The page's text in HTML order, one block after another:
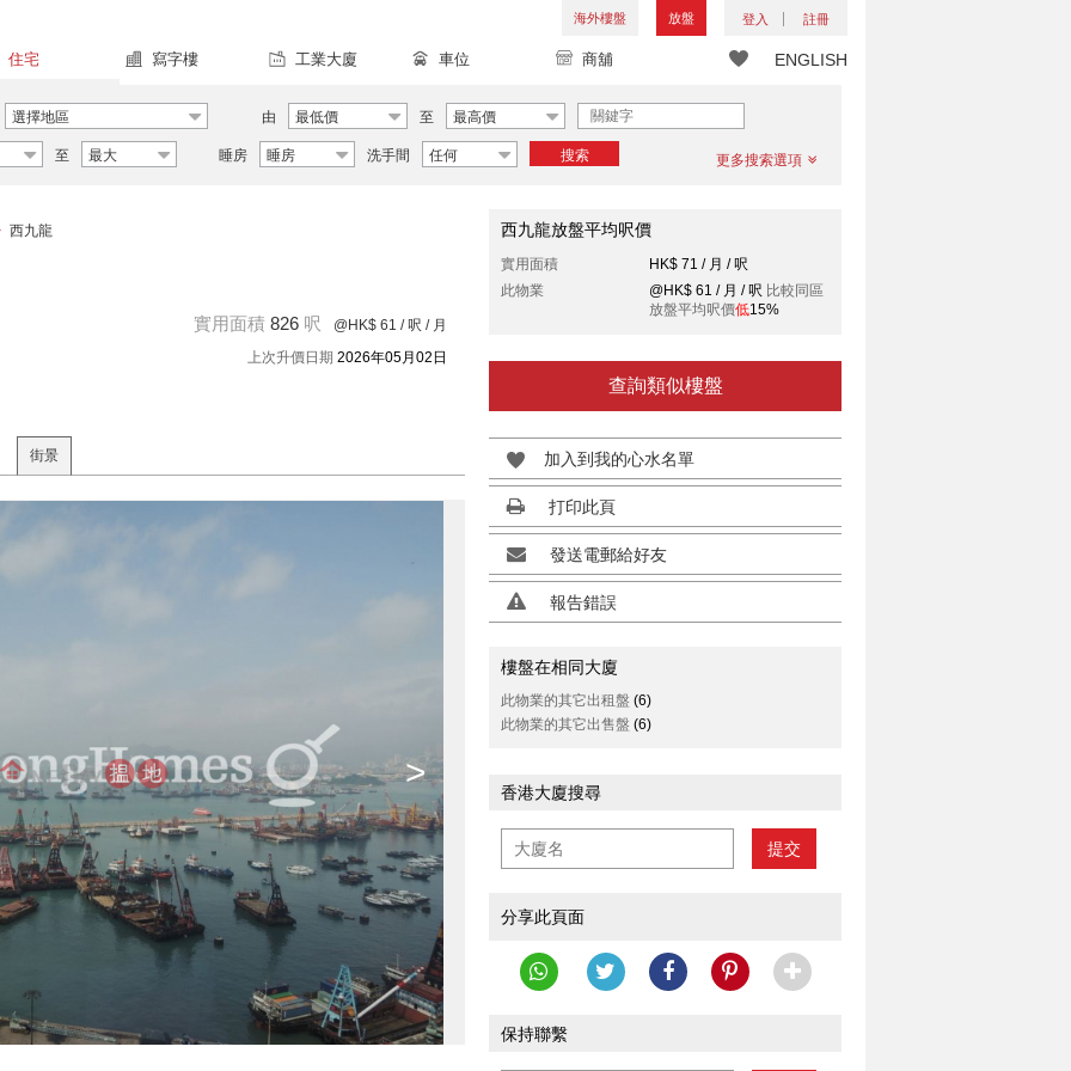
海外樓盤 放盤 登入 註冊
ENGLISH
住宅 寫字樓 工業大廈 車位 商舖
選擇地區 由 最低價 至 最高價
至 最大 睡房 睡房 洗手間 任何 搜索 更多搜索選項
西九龍
實用面積 826 呎 @HK$ 61 / 呎 / 月
上次升價日期 2026年05月02日
街景
>
西九龍放盤平均呎價
實用面積
HK$ 71 / 月 / 呎
此物業
@HK$ 61 / 月 / 呎 比較同區
放盤平均呎價低15%
查詢類似樓盤
加入到我的心水名單
打印此頁
發送電郵給好友
報告錯誤
樓盤在相同大廈
此物業的其它出租盤 (6)
此物業的其它出售盤 (6)
香港大廈搜尋
提交
分享此頁面
保持聯繫